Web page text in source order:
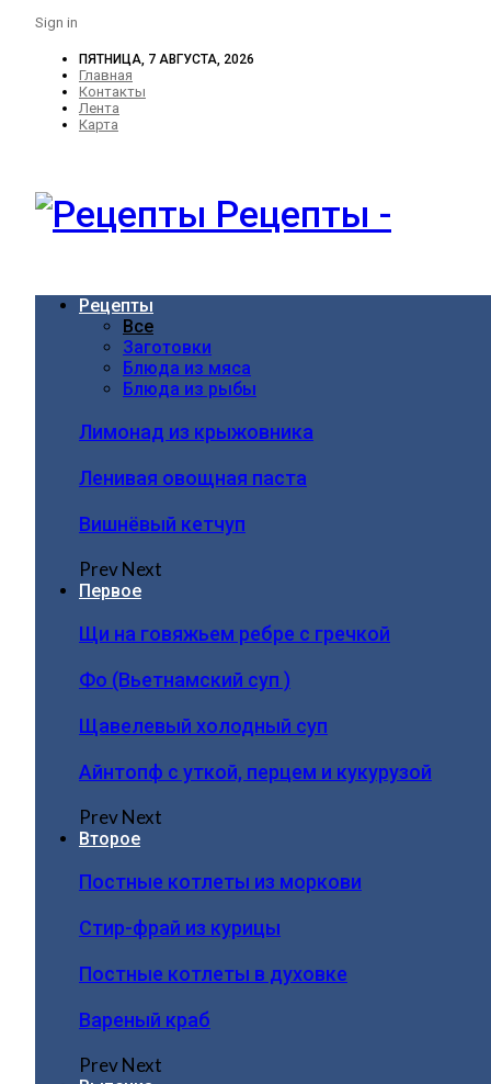
Sign in
ПЯТНИЦА, 7 АВГУСТА, 2026
Главная
Контакты
Лента
Карта
Рецепты -
Рецепты
Все
Заготовки
Блюда из мяса
Блюда из рыбы
Лимонад из крыжовника
Ленивая овощная паста
Вишнёвый кетчуп
PrevNext
Первое
Щи на говяжьем ребре с гречкой
Фо (Вьетнамский суп )
Щавелевый холодный суп
Айнтопф с уткой, перцем и кукурузой
PrevNext
Второе
Постные котлеты из моркови
Стир-фрай из курицы
Постные котлеты в духовке
Вареный краб
PrevNext